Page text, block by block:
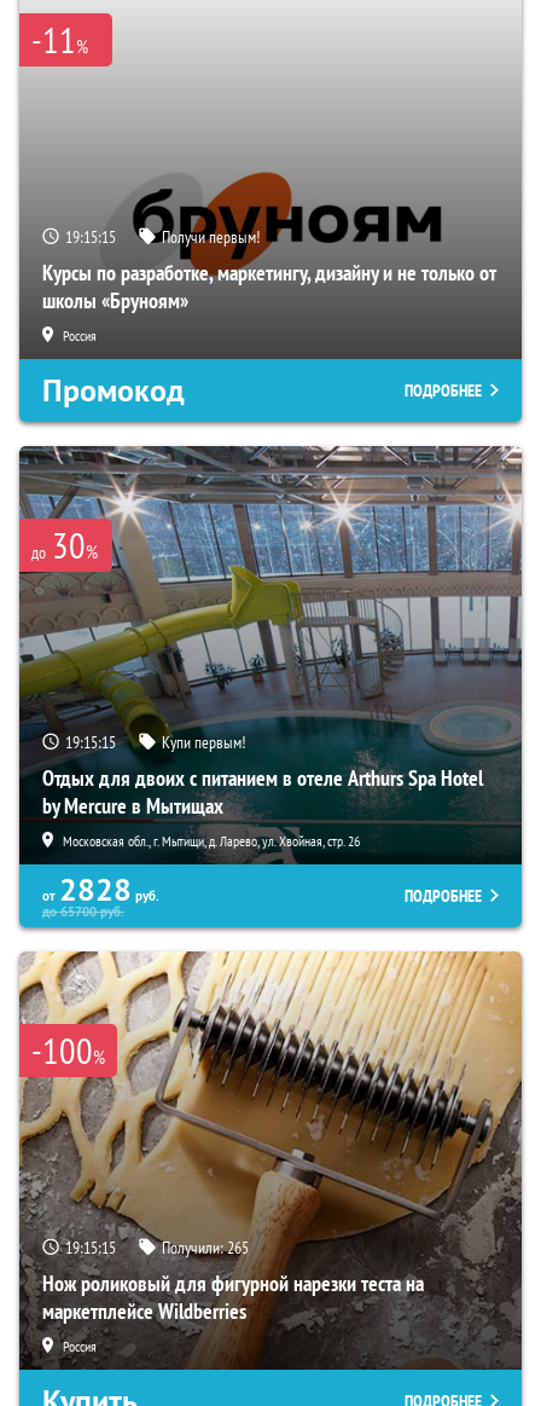
-11%
19:15:13 Получи первым!
Курсы по разработке, маркетингу, дизайну и не только от
школы «Бруноям»
Россия
Промокод ПОДРОБНЕЕ
до 30%
19:15:13 Купи первым!
Отдых для двоих с питанием в отеле Arthurs Spa Hotel
by Mercure в Мытищах
Московская обл., г. Мытищи, д. Ларево, ул. Хвойная, стр. 26
от 2828 руб.
до65700руб.
ПОДРОБНЕЕ
-100%
19:15:13 Получили:265
Нож роликовый для фигурной нарезки теста на
маркетплейсе Wildberries
Россия
ПОДРОБНЕЕ